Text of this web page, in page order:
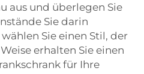
aus und überlegen Sie
Sie darin
Sie einen Stil, der
erhalten Sie einen
für Ihre